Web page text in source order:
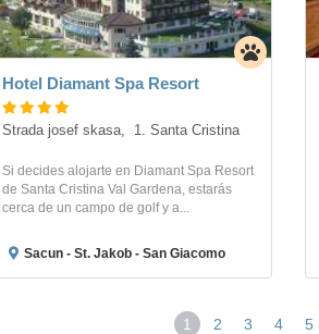
Hotel Diamant Spa Resort
Strada josef skasa,  1. Santa Cristina
Si decides alojarte en Diamant Spa Resort
de Santa Cristina Val Gardena, estarás
cerca de un campo de golf y a...
Sacun - St. Jakob - San Giacomo
1 2 3 4 5